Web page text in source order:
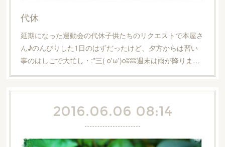
代休
延期になった運動会の代休子供たちのリクエストで本屋さ
ん♪のんびりした1日のはずだったけど、夕方からは習い
事のはしごで大忙し・:*三( o'ω')oʬʬʬ週末は雨が降りま…
2016.06.06 08:14